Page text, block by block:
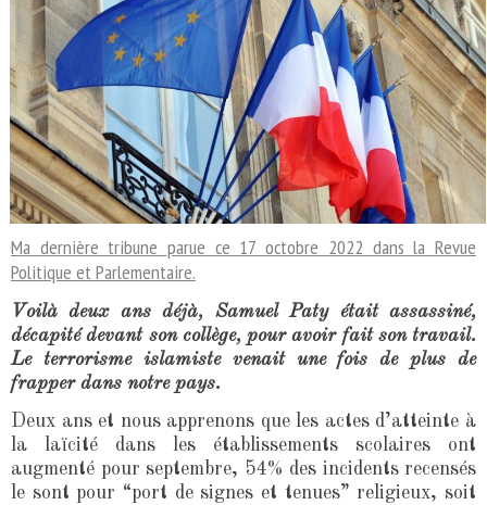
Ma dernière tribune parue ce 17 octobre 2022 dans la Revue
Politique et Parlementaire.
Voilà deux ans déjà, Samuel Paty était assassiné,
décapité devant son collège, pour avoir fait son travail.
Le terrorisme islamiste venait une fois de plus de
frapper dans notre pays.
Deux ans et nous apprenons que les actes d’atteinte à
la laïcité dans les établissements scolaires ont
augmenté pour septembre, 54% des incidents recensés
le sont pour “port de signes et tenues” religieux, soit